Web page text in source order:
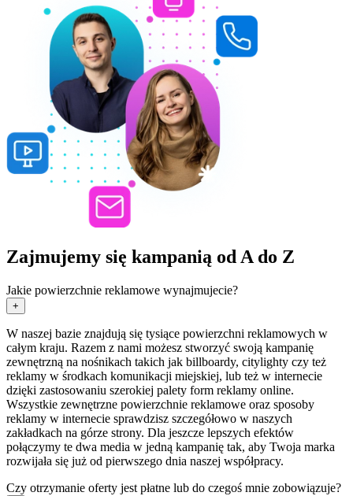
Zajmujemy się kampanią od A do Z
Jakie powierzchnie reklamowe wynajmujecie?
+
W naszej bazie znajdują się tysiące powierzchni reklamowych w
całym kraju. Razem z nami możesz stworzyć swoją kampanię
zewnętrzną na nośnikach takich jak billboardy, citylighty czy też
reklamy w środkach komunikacji miejskiej, lub też w internecie
dzięki zastosowaniu szerokiej palety form reklamy online.
Wszystkie zewnętrzne powierzchnie reklamowe oraz sposoby
reklamy w internecie sprawdzisz szczegółowo w naszych
zakładkach na górze strony. Dla jeszcze lepszych efektów
połączymy te dwa media w jedną kampanię tak, aby Twoja marka
rozwijała się już od pierwszego dnia naszej współpracy.
Czy otrzymanie oferty jest płatne lub do czegoś mnie zobowiązuje?